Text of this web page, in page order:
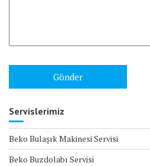
Servislerimiz
Beko Bulaşık Makinesi Servisi
Beko Buzdolabı Servisi